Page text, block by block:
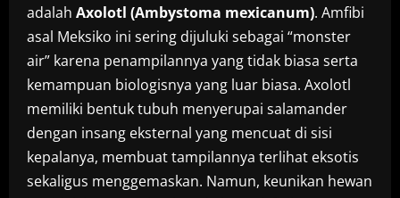
adalah Axolotl (Ambystoma mexicanum). Amfibi
asal Meksiko ini sering dijuluki sebagai “monster
air” karena penampilannya yang tidak biasa serta
kemampuan biologisnya yang luar biasa. Axolotl
memiliki bentuk tubuh menyerupai salamander
dengan insang eksternal yang mencuat di sisi
kepalanya, membuat tampilannya terlihat eksotis
sekaligus menggemaskan. Namun, keunikan hewan